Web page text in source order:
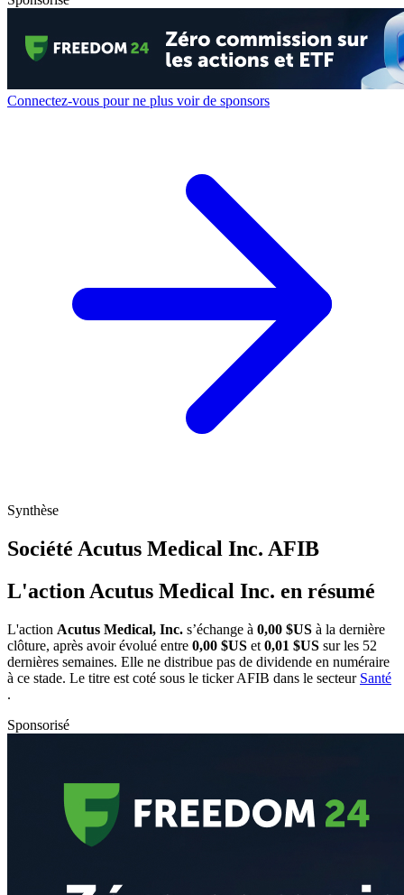
Connectez-vous pour ne plus voir de sponsors
Synthèse
Société Acutus Medical Inc. AFIB
L'action Acutus Medical Inc. en résumé
L'action Acutus Medical, Inc. s’échange à 0,00 $US à la dernière
clôture, après avoir évolué entre 0,00 $US et 0,01 $US sur les 52
dernières semaines. Elle ne distribue pas de dividende en numéraire
à ce stade. Le titre est coté sous le tickerAFIB dans le secteur Santé
.
Sponsorisé